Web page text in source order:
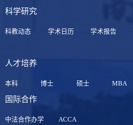
科学研究
科教动态 学术日历 学术报告
人才培养
本科 博士 硕士 MBA
国际合作
中法合作办学 ACCA